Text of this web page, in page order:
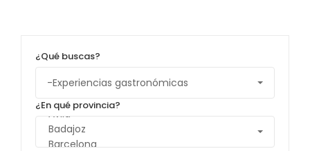
¿Qué buscas?
¿En qué provincia?